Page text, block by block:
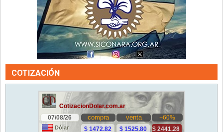
COTIZACIÓN